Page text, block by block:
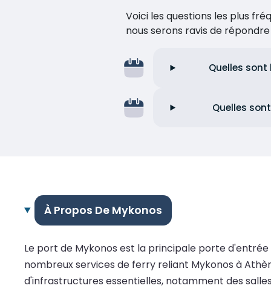
Voici les questions les plus
nous serons ravis de
Quelles
Quelles
À Propos De Mykonos
Le port de Mykonos est la principale porte
nombreux services de ferry reliant Mykonos à
d'infrastructures essentielles, notamment des